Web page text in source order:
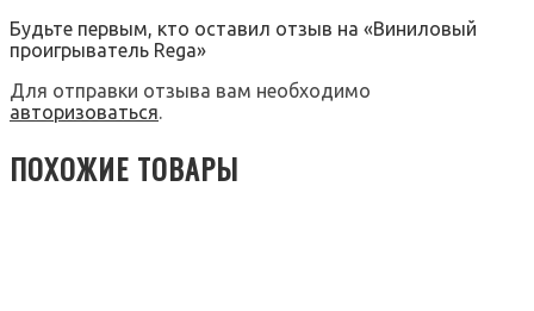
Будьте первым, кто оставил отзыв на «Виниловый
проигрыватель Rega»
Для отправки отзыва вам необходимо
авторизоваться.
ПОХОЖИЕ ТОВАРЫ